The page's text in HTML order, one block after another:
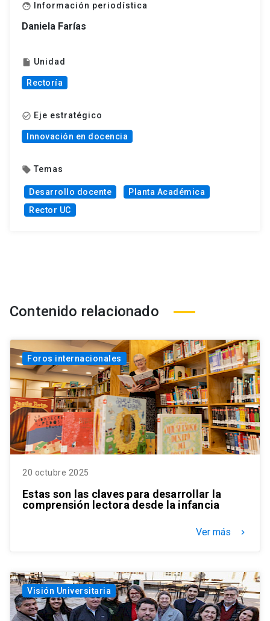
face Información periodística
Daniela Farías
insert_drive_file Unidad
Rectoría
check_circle_outline Eje estratégico
Innovación en docencia
local_offer Temas
Desarrollo docente
Planta Académica
Rector UC
Contenido relacionado
Foros internacionales
20 octubre 2025
Estas son las claves para desarrollar la
comprensión lectora desde la infancia
Ver más keyboard_arrow_right
Visión Universitaria